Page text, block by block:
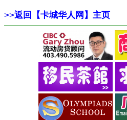
>>返回【卡城华人网】主页